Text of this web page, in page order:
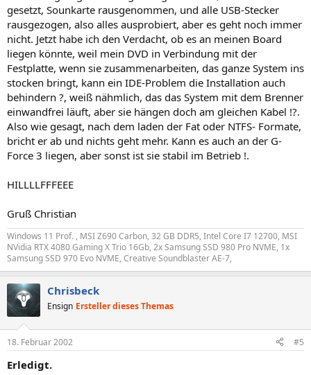
gesetzt, Sounkarte rausgenommen, und alle USB-Stecker
rausgezogen, also alles ausprobiert, aber es geht noch immer
nicht. Jetzt habe ich den Verdacht, ob es an meinen Board
liegen könnte, weil mein DVD in Verbindung mit der
Festplatte, wenn sie zusammenarbeiten, das ganze System ins
stocken bringt, kann ein IDE-Problem die Installation auch
behindern ?, weiß nähmlich, das das System mit dem Brenner
einwandfrei läuft, aber sie hängen doch am gleichen Kabel !?.
Also wie gesagt, nach dem laden der Fat oder NTFS- Formate,
bricht er ab und nichts geht mehr. Kann es auch an der G-
Force 3 liegen, aber sonst ist sie stabil im Betrieb !.
HILLLLFFFEEE
Gruß Christian
Windows 11 Prof. , MSI Z690 Carbon, 32 GB DDR5, Intel Core I7 12700, MSI
NVidia RTX 4080 Gaming X Trio 16Gb, 2x Samsung SSD 980 Pro NVME, 1x
Samsung SSD 970 Evo NVME, Creative Soundblaster AE-7,
Chrisbeck
Ensign Ersteller dieses Themas
18. Februar 2002 #5
Erledigt.